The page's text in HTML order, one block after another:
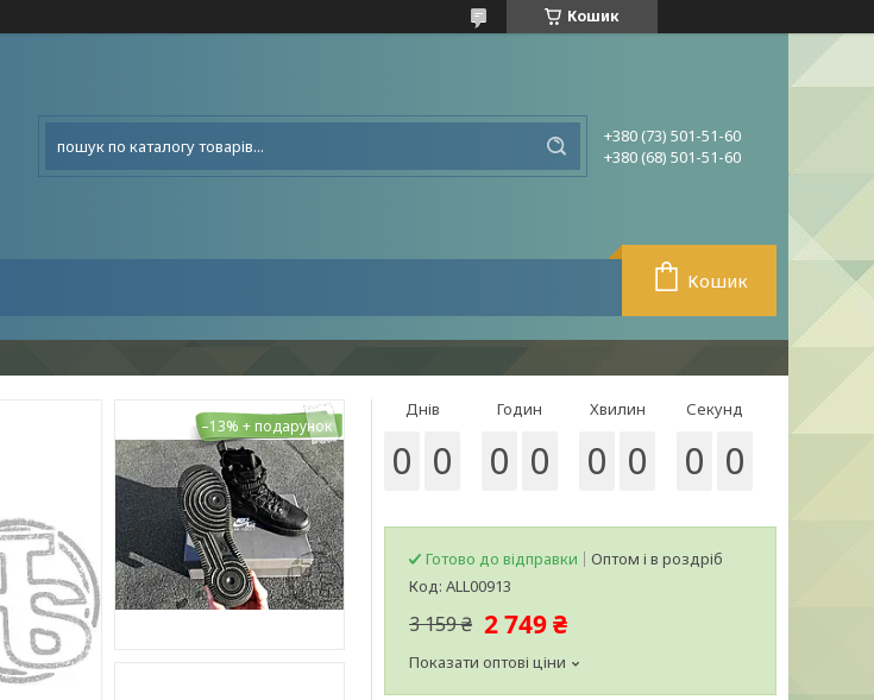
Кошик
+380 (73) 501-51-60
+380 (68) 501-51-60
Кошик
–13%
Днів
0 0
Годин
0 0
Хвилин
0 0
Секунд
0 0
Готово до відправки
Оптом і в роздріб
Код: ALL00913
3 159 ₴ 2 749 ₴
Показати оптові ціни